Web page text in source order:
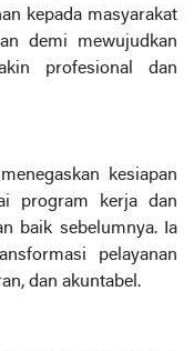
kepada masyarakat
demi mewujudkan
profesional dan
kesiapan
program kerja dan
baik sebelumnya. Ia
pelayanan
dan akuntabel.